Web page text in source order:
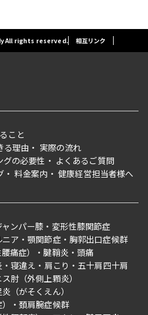
All rights reserved. 相互リンク
こと
る理由
実際の流れ
グの必要性
よくあるご質問
料金案内 健康経営担当者様へ
ャンパー膝
変形性膝関節症
ア 顎関節症
胸郭出口症候群
痛症）
腱鞘炎
頭痛
寝違え 肩こり
五十肩四十肩
肘（外側上顆炎）
（がそくえん）
頚肩腕症候群